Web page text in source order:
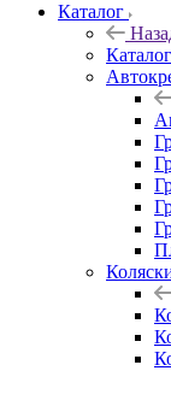
Каталог
Каталог